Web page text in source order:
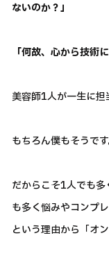
ないのか？」
「何故、心から技術
美容師1人が一生に担
もちろん僕もそうです
だからこそ1人でも
も多く悩みやコンプ
という理由から「オ